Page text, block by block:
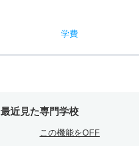
学費
最近見た専門学校
この機能をOFF